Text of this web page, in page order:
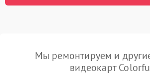
Мы ремонтируем и
видеокарт